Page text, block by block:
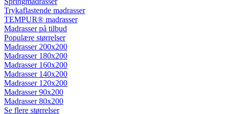
Trykaflastende madrasser
TEMPUR® madrasser
Madrasser på tilbud
Populære størrelser
Madrasser 200x200
Madrasser 180x200
Madrasser 160x200
Madrasser 140x200
Madrasser 120x200
Madrasser 90x200
Madrasser 80x200
Se flere størrelser